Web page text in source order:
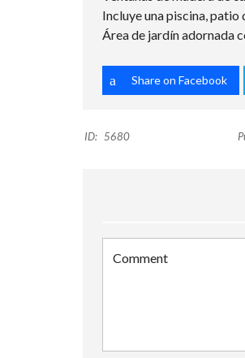
Incluye una piscina,
Área de jardín adornada
Share on Facebook
ID: 5680